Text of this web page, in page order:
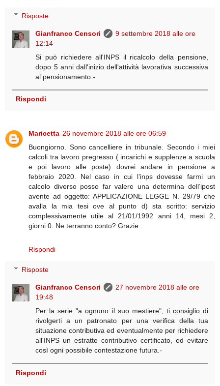
Risposte
Gianfranco Censori
9 settembre 2018 alle ore
12:14
Si può richiedere all'INPS il ricalcolo della pensione,
dopo 5 anni dall'inizio dell'attività lavorativa successiva
al pensionamento.-
Rispondi
Maricetta 26 novembre 2018 alle ore 06:59
Buongiorno. Sono cancelliere in tribunale. Secondo i miei
calcoli tra lavoro pregresso ( incarichi e supplenze a scuola
e poi lavoro alle poste) dovrei andare in pensione a
febbraio 2020. Nel caso in cui l’inps dovesse farmi un
calcolo diverso posso far valere una determina dell’ipost
avente ad oggetto: APPLICAZIONE LEGGE N. 29/79 che
avalla la mia tesi ove al punto d) sta scritto: servizio
complessivamente utile al 21/01/1992 anni 14, mesi 2,
giorni 0. Ne terranno conto? Grazie
Rispondi
Risposte
Gianfranco Censori
27 novembre 2018 alle ore
19:48
Per la serie "a ognuno il suo mestiere", ti consiglio di
rivolgerti a un patronato per una verifica della tua
situazione contributiva ed eventualmente per richiedere
all'INPS un estratto contributivo certificato, ed evitare
così ogni possibile contestazione futura.-
Rispondi